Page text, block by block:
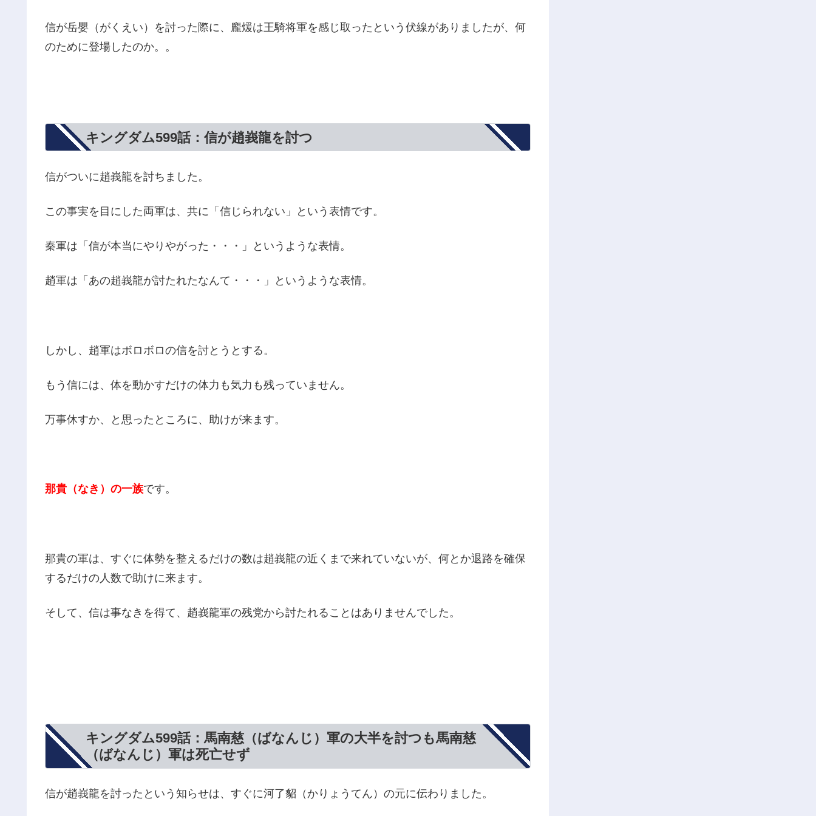
信が岳嬰（がくえい）を討った際に、龐煖は王騎将軍を感じ取ったという伏線がありましたが、何
のために登場したのか。。
キングダム599話：信が趙峩龍を討つ
信がついに趙峩龍を討ちました。
この事実を目にした両軍は、共に「信じられない」という表情です。
秦軍は「信が本当にやりやがった・・・」というような表情。
趙軍は「あの趙峩龍が討たれたなんて・・・」というような表情。
しかし、趙軍はボロボロの信を討とうとする。
もう信には、体を動かすだけの体力も気力も残っていません。
万事休すか、と思ったところに、助けが来ます。
那貴（なき）の一族です。
那貴の軍は、すぐに体勢を整えるだけの数は趙峩龍の近くまで来れていないが、何とか退路を確保
するだけの人数で助けに来ます。
そして、信は事なきを得て、趙峩龍軍の残党から討たれることはありませんでした。
キングダム599話：馬南慈（ばなんじ）軍の大半を討つも馬南慈
（ばなんじ）軍は死亡せず
信が趙峩龍を討ったという知らせは、すぐに河了貂（かりょうてん）の元に伝わりました。